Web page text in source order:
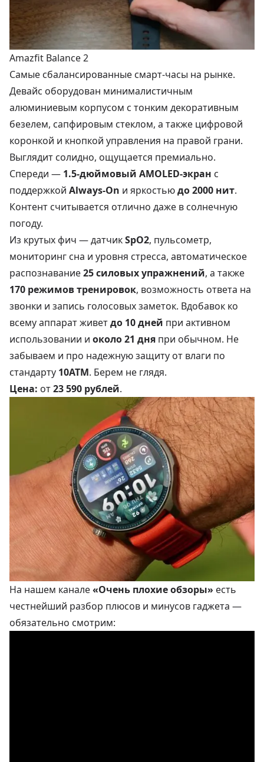
Amazfit Balance 2
Самые сбалансированные смарт-часы на рынке.
Девайс оборудован минималистичным
алюминиевым корпусом с тонким декоративным
безелем, сапфировым стеклом, а также цифровой
коронкой и кнопкой управления на правой грани.
Выглядит солидно, ощущается премиально.
Спереди — 1.5-дюймовый AMOLED-экран с
поддержкой Always-On и яркостьюдо 2000 нит.
Контент считывается отлично даже в солнечную
погоду.
Из крутых фич — датчикSpO2, пульсометр,
мониторинг сна и уровня стресса, автоматическое
распознавание25 силовых упражнений, а также
170 режимов тренировок, возможность ответа на
звонки и запись голосовых заметок. Вдобавок ко
всему аппарат живетдо 10 дней при активном
использовании и около 21 дня при обычном. Не
забываем и про надежную защиту от влаги по
стандарту 10ATM. Берем не глядя.
Цена: от23 590 рублей.
На нашем канале«Очень плохие обзоры» есть
честнейший разбор плюсов и минусов гаджета —
обязательно смотрим: